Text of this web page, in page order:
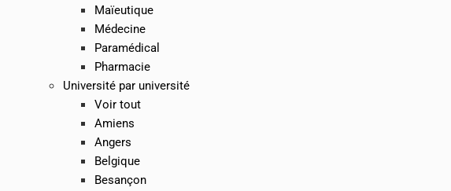
Maïeutique
Médecine
Paramédical
Pharmacie
Université par université
Voir tout
Amiens
Angers
Belgique
Besançon